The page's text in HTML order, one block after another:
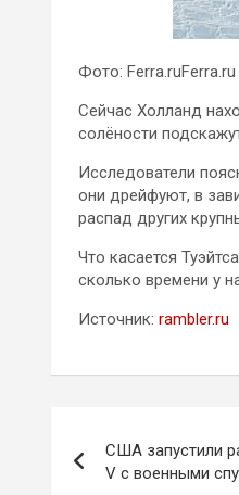
Фото: Ferra.ruFerra.ru
Сейчас Холланд
солёности
Исследователи
они дрейфуют, в
распад других
Что касается
сколько времени у
Источник: rambler.ru
по
США запустили
V с военными